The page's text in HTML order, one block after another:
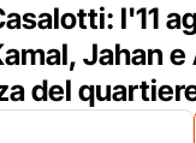
l'11
Jahan
del